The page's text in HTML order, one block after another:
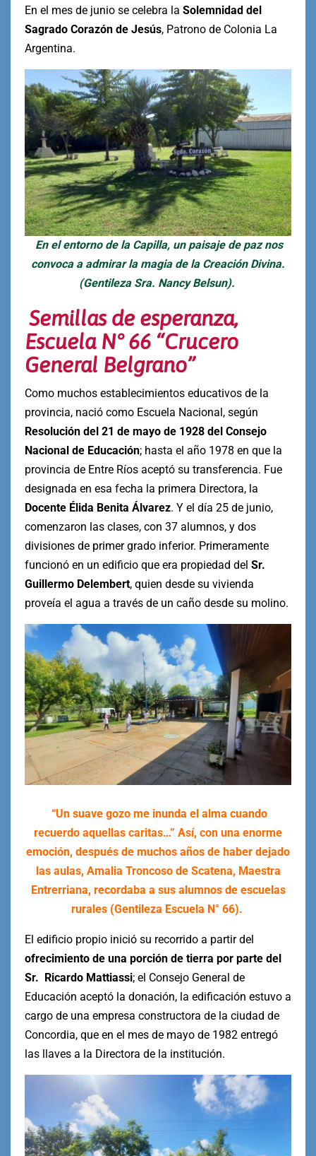
En el mes de junio se celebra la Solemnidad del
Sagrado Corazón de Jesús, Patrono de Colonia La
Argentina.
En el entorno de la Capilla, un paisaje de paz nos
convoca a admirar la magia de la Creación Divina.
(Gentileza Sra. Nancy Belsun).
Semillas de esperanza,
Escuela N° 66 “Crucero
General Belgrano”
Como muchos establecimientos educativos de la
provincia, nació como Escuela Nacional, según
Resolución del 21 de mayo de 1928 del Consejo
Nacional de Educación; hasta el año 1978 en que la
provincia de Entre Ríos aceptó su transferencia. Fue
designada en esa fecha la primera Directora, la
Docente Élida Benita Álvarez. Y el día 25 de junio,
comenzaron las clases, con 37 alumnos, y dos
divisiones de primer grado inferior. Primeramente
funcionó en un edificio que era propiedad del Sr.
Guillermo Delembert, quien desde su vivienda
proveía el agua a través de un caño desde su molino.
“Un suave gozo me inunda el alma cuando
recuerdo aquellas caritas…” Así, con una enorme
emoción, después de muchos años de haber dejado
las aulas, Amalia Troncoso de Scatena, Maestra
Entrerriana, recordaba a sus alumnos de escuelas
rurales (Gentileza Escuela N° 66).
El edificio propio inició su recorrido a partir del
ofrecimiento de una porción de tierra por parte del
Sr. Ricardo Mattiassi; el Consejo General de
Educación aceptó la donación, la edificación estuvo a
cargo de una empresa constructora de la ciudad de
Concordia, que en el mes de mayo de 1982 entregó
las llaves a la Directora de la institución.